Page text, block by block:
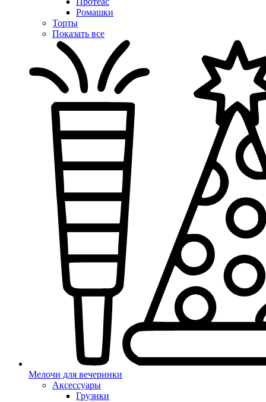
Ромашки
Торты
Показать все
Мелочи для вечеринки
Аксессуары
Грузики